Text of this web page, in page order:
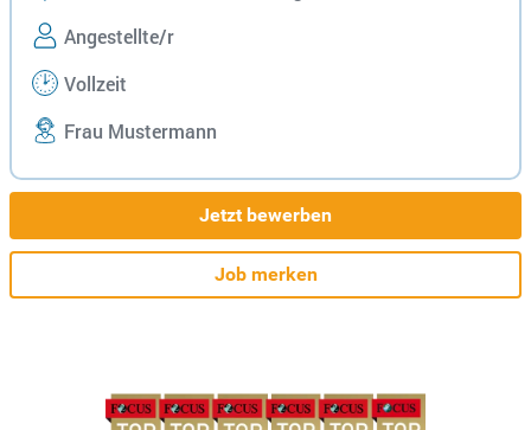
Angestellte/r
Vollzeit
Frau Mustermann
Jetzt bewerben
Job merken